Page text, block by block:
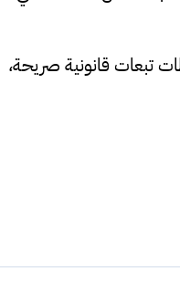
تبعات قانونية صريحة،